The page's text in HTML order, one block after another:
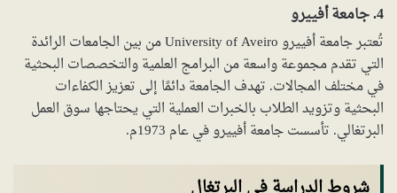
4. جامعة أفييرو
تُعتبر جامعة أفييرو University of Aveiro من بين الجامعات الرائدة
التي تقدم مجموعة واسعة من البرامج العلمية والتخصصات البحثية
في مختلف المجالات. تهدف الجامعة دائمًا إلى تعزيز الكفاءات
البحثية وتزويد الطلاب بالخبرات العملية التي يحتاجها سوق العمل
البرتغالي. تأسست جامعة أفييرو في عام 1973م.